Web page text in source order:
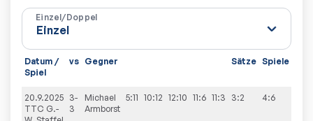
Einzel/Doppel
Datum /
Spiel
vs Gegner Sätze Spiele
20.9.2025
TTC G.-
3-
3
Michael
Armborst
5:11 10:12 12:10 11:6 11:3 3:2 4:6